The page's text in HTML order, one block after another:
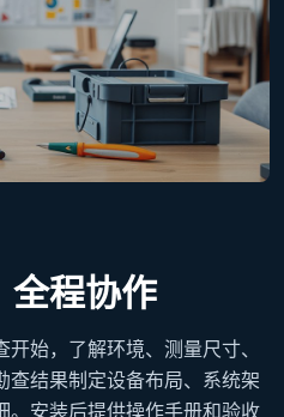
全程协作
始，了解环境、测量尺寸、
查结果制定设备布局、系统架
。安装后提供操作手册和验收